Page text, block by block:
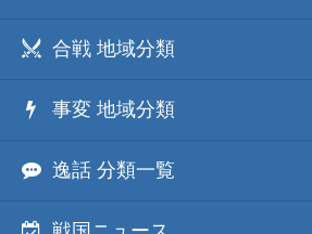
合戦 地域分類
事変 地域分類
逸話 分類一覧